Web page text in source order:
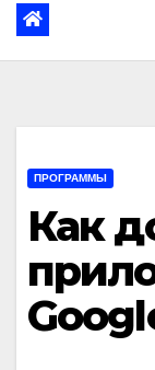
ПРОГРАММЫ
Как